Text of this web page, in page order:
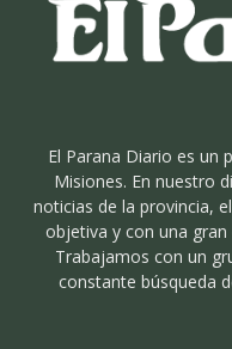
El Parana Diario es un
Misiones. En nuestro
noticias de la provincia,
objetiva y con una
Trabajamos con un
constante búsqueda